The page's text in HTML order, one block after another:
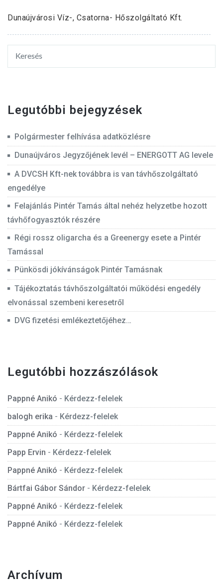
Dunaújvárosi Víz-, Csatorna- Hőszolgáltató Kft.
Legutóbbi bejegyzések
Polgármester felhívása adatközlésre
Dunaújváros Jegyzőjének levél – ENERGOTT AG levele
A DVCSH Kft-nek továbbra is van távhőszolgáltató
engedélye
Felajánlás Pintér Tamás által nehéz helyzetbe hozott
távhőfogyasztók részére
Régi rossz oligarcha és a Greenergy esete a Pintér
Tamással
Pünkösdi jókívánságok Pintér Tamásnak
Tájékoztatás távhőszolgáltatói működési engedély
elvonással szembeni keresetről
DVG fizetési emlékeztetőjéhez…
Legutóbbi hozzászólások
Pappné Anikó - Kérdezz-felelek
balogh erika - Kérdezz-felelek
Pappné Anikó - Kérdezz-felelek
Papp Ervin - Kérdezz-felelek
Pappné Anikó - Kérdezz-felelek
Bártfai Gábor Sándor - Kérdezz-felelek
Pappné Anikó - Kérdezz-felelek
Pappné Anikó - Kérdezz-felelek
Archívum